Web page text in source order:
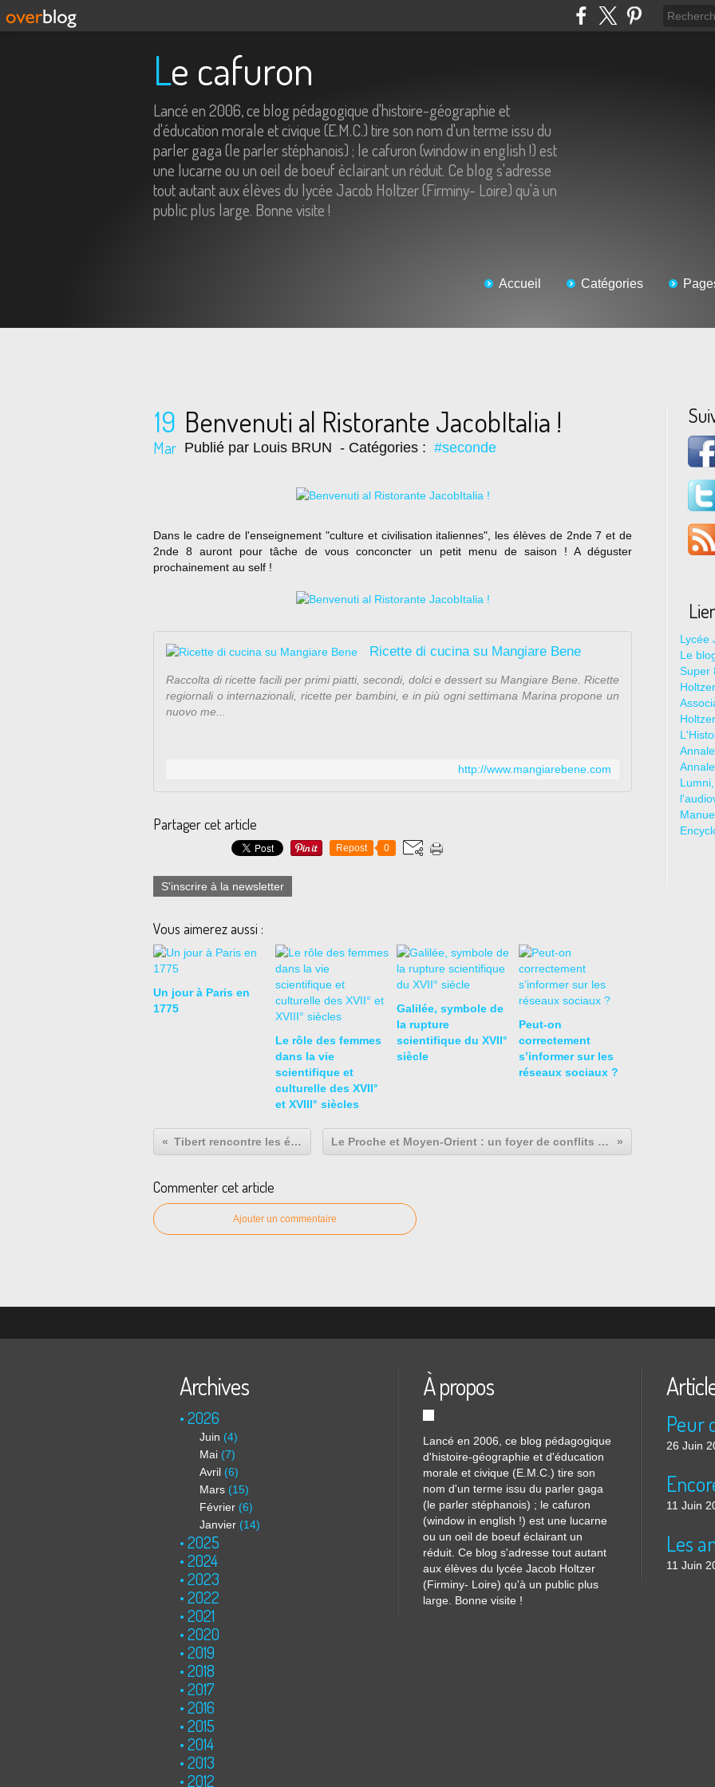
Le cafuron
Lancé en 2006, ce blog pédagogique d'histoire-géographie et
d'éducation morale et civique (E.M.C.) tire son nom d'un terme issu du
parler gaga (le parler stéphanois) ; le cafuron (window in english !) est
une lucarne ou un oeil de boeuf éclairant un réduit. Ce blog s'adresse
tout autant aux élèves du lycée Jacob Holtzer (Firminy- Loire) qu'à un
public plus large. Bonne visite !
Accueil Catégories
19
Mar
Benvenuti al Ristorante JacobItalia !
Publié par Louis BRUN - Catégories : #seconde
Dans le cadre de l'enseignement "culture et civilisation italiennes", les élèves de 2nde 7 et de
2nde 8 auront pour tâche de vous conconcter un petit menu de saison ! A déguster
prochainement au self !
Ricette di cucina su Mangiare Bene
Raccolta di ricette facili per primi piatti, secondi, dolci e dessert su Mangiare Bene. Ricette
regiornali o internazionali, ricette per bambini, e in più ogni settimana Marina propone un
nuovo me...
http://www.mangiarebene.com
Partager cet article
Repost 0
S'inscrire à la newsletter
Vous aimerez aussi :
Un jour à Paris en
1775
Le rôle des femmes
dans la vie
scientifique et
culturelle des XVII°
et XVIII° siècles
Galilée, symbole de
la rupture
scientifique du XVII°
siècle
Peut-on
correctement
s’informer sur les
réseaux sociaux ?
Tibert rencontre les élèves de l'atelier vidéo Le Proche et Moyen-Orient : un foyer de conflits depuis la fin de la seconde guerre mondiale
Commenter cet article
Ajouter un commentaire
Lycée
Le
Super
Holtzer
Archives
2026
Juin (4)
Mai (7)
Avril (6)
Mars (15)
Février (6)
Janvier (14)
2025
2024
2023
2022
2021
2020
2019
2018
2017
2016
2015
2014
2013
2012
À propos
Lancé en 2006, ce blog pédagogique
d'histoire-géographie et d'éducation
morale et civique (E.M.C.) tire son
nom d'un terme issu du parler gaga
(le parler stéphanois) ; le cafuron
(window in english !) est une lucarne
ou un oeil de boeuf éclairant un
réduit. Ce blog s'adresse tout autant
aux élèves du lycée Jacob Holtzer
(Firminy- Loire) qu'à un public plus
large. Bonne visite !
26 Juin
11 Juin
11 Juin